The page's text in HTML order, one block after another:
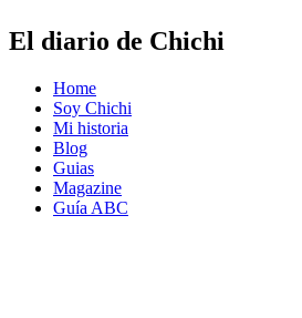
El diario de Chichi
Home
Soy Chichi
Mi historia
Blog
Guias
Magazine
Guía ABC